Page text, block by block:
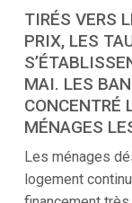
TIRÉS VERS
PRIX, LES
MAI. LES
CONCENTRÉ
MÉNAGES
Les ménages
logement